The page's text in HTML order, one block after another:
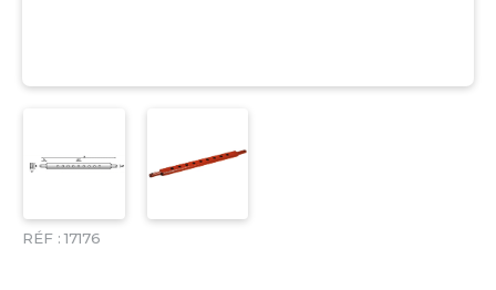
RÉF : 17176